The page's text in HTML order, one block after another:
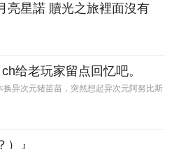
亮星諾 贖光之旅裡面沒有
给老玩家留点回忆吧。
异次元猪苗苗，突然想起异次元阿努比斯
）』